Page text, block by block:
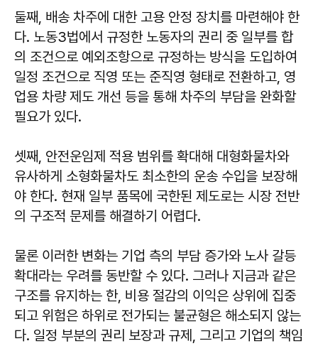
둘째, 배송 차주에 대한 고용 안정 장치를 마련해야 한
다. 노동3법에서 규정한 노동자의 권리 중 일부를 합
의 조건으로 예외조항으로 규정하는 방식을 도입하여
일정 조건으로 직영 또는 준직영 형태로 전환하고, 영
업용 차량 제도 개선 등을 통해 차주의 부담을 완화할
필요가 있다.
셋째, 안전운임제 적용 범위를 확대해 대형화물차와
유사하게 소형화물차도 최소한의 운송 수입을 보장해
야 한다. 현재 일부 품목에 국한된 제도로는 시장 전반
의 구조적 문제를 해결하기 어렵다.
물론 이러한 변화는 기업 측의 부담 증가와 노사 갈등
확대라는 우려를 동반할 수 있다. 그러나 지금과 같은
구조를 유지하는 한, 비용 절감의 이익은 상위에 집중
되고 위험은 하위로 전가되는 불균형은 해소되지 않는
다. 일정 부분의 권리 보장과 규제, 그리고 기업의 책임